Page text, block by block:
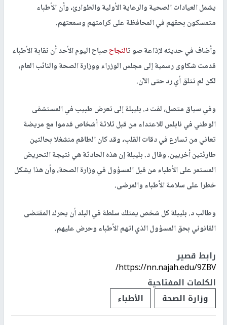
يشمل العيادات الصحية والرعاية الأولية والطوارئ، وأن الأطباء
متمسكون بحقهم في المحافظة على كرامتهم وسمعتهم.
وأضاف في حديثه لإذاعة صو تالنجاحصباح اليوم الأحد أن نقابة الأطباء
قدمت شكاوى رسمية إلى مجلس الوزراء ووزارة الصحة والنائب العام،
لكن لم تتلق أي رد حتى الآن.
وفي سياق متصل، لفت د. بليبلة إلى تعرض طبيب في المستشفى
الوطني في نابلس للاعتداء من قبل ثلاثة أشخاص قدموا مع مريضة
تعاني من تسارع في دقات القلب، وقد كان الطاقم منشغلا بحالتين
طارئتين أخريين. وقال د. بليبلة إن هذه الحادثة هي نتيجة التحريض
المستمر على الأطباء من قبل المسؤول في وزارة الصحة، وأن هذا يشكل
خطرا على سلامة الأطباء والمرضى.
وطالب د. بليبلة كل شخص يمتلك سلطة في البلد أن يحرك المقتضى
القانوني بحق المسؤول الذي اتهم الأطباء وحرض عليهم.
رابط قصير
https://nn.najah.edu/9ZBV/
الكلمات المفتاحية
وزارة الصحة
الأطباء